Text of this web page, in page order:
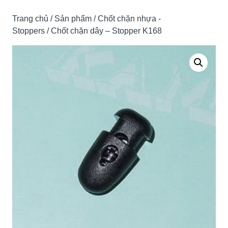
Trang chủ / Sản phẩm /Chốt chặn nhựa -
Stoppers / Chốt chặn dây – Stopper K168